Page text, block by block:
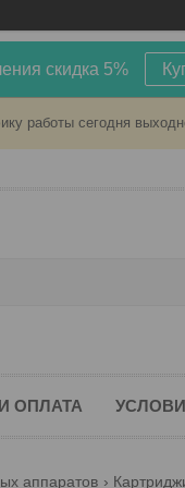
скидка 5%
работы сегодня
ОПЛАТА
аппаратов